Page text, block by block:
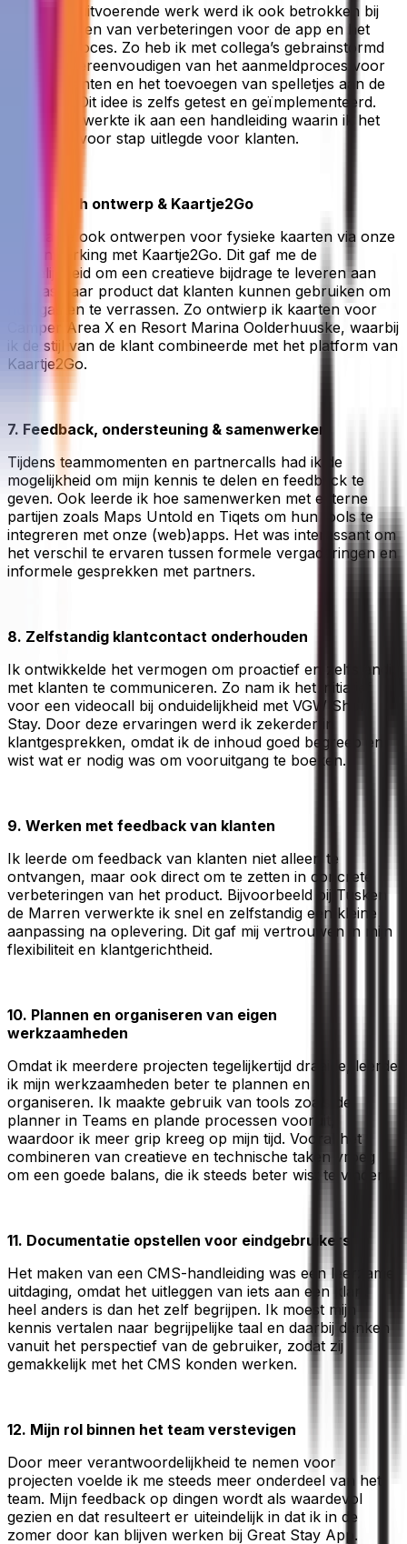
Naast het uitvoerende werk werd ik ook betrokken bij
het bedenken van verbeteringen voor de app en het
verkoopproces. Zo heb ik met collega’s gebrainstormd
over het vereenvoudigen van het aanmeldproces voor
nieuwe klanten en het toevoegen van spelletjes aan de
webapps. Dit idee is zelfs getest en geïmplementeerd.
Daarnaast werkte ik aan een handleiding waarin ik het
CMS stap voor stap uitlegde voor klanten.
6. Grafisch ontwerp & Kaartje2Go
Ik maakte ook ontwerpen voor fysieke kaarten via onze
samenwerking met Kaartje2Go. Dit gaf me de
mogelijkheid om een creatieve bijdrage te leveren aan
een tastbaar product dat klanten kunnen gebruiken om
hun gasten te verrassen. Zo ontwierp ik kaarten voor
Camper Area X en Resort Marina Oolderhuuske, waarbij
ik de stijl van de klant combineerde met het platform van
Kaartje2Go.
7. Feedback, ondersteuning & samenwerken
Tijdens teammomenten en partnercalls had ik de
mogelijkheid om mijn kennis te delen en feedback te
geven. Ook leerde ik hoe samenwerken met externe
partijen zoals Maps Untold en Tiqets om hun tools te
integreren met onze (web)apps. Het was interessant om
het verschil te ervaren tussen formele vergaderingen en
informele gesprekken met partners.
8. Zelfstandig klantcontact onderhouden
Ik ontwikkelde het vermogen om proactief en zelfstandig
met klanten te communiceren. Zo nam ik het initiatief
voor een videocall bij onduidelijkheid met VGW Short
Stay. Door deze ervaringen werd ik zekerder in
klantgesprekken, omdat ik de inhoud goed begreep en
wist wat er nodig was om vooruitgang te boeken.
9. Werken met feedback van klanten
Ik leerde om feedback van klanten niet alleen te
ontvangen, maar ook direct om te zetten in concrete
verbeteringen van het product. Bijvoorbeeld bij Tusken
de Marren verwerkte ik snel en zelfstandig een kleine
aanpassing na oplevering. Dit gaf mij vertrouwen in mijn
flexibiliteit en klantgerichtheid.
10. Plannen en organiseren van eigen
werkzaamheden
Omdat ik meerdere projecten tegelijkertijd draaide, leerde
ik mijn werkzaamheden beter te plannen en
organiseren. Ik maakte gebruik van tools zoals de
planner in Teams en plande processen vooruit,
waardoor ik meer grip kreeg op mijn tijd. Vooral het
combineren van creatieve en technische taken vroeg
om een goede balans, die ik steeds beter wist te vinden.
11. Documentatie opstellen voor eindgebruikers
Het maken van een CMS-handleiding was een leerzame
uitdaging, omdat het uitleggen van iets aan een klant
heel anders is dan het zelf begrijpen. Ik moest mijn
kennis vertalen naar begrijpelijke taal en daarbij denken
vanuit het perspectief van de gebruiker, zodat zij
gemakkelijk met het CMS konden werken.
12. Mijn rol binnen het team verstevigen
Door meer verantwoordelijkheid te nemen voor
projecten voelde ik me steeds meer onderdeel van het
team. Mijn feedback op dingen wordt als waardevol
gezien en dat resulteert er uiteindelijk in dat ik in de
zomer door kan blijven werken bij Great Stay App.